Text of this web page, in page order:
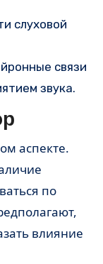
слуховой
связи
звука.
аспекте.
по
влияние